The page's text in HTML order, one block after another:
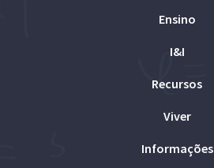
Ensino
I&I
Recursos
Viver
Informações